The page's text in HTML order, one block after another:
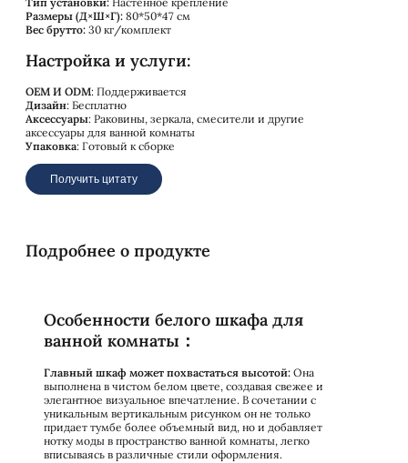
Размеры (Д×Ш×Г): 80*50*47 см
Вес брутто: 30 кг/комплект
Настройка и услуги:
OEM И ODM: Поддерживается
Дизайн: Бесплатно
Аксессуары: Раковины, зеркала, смесители и другие
аксессуары для ванной комнаты
Упаковка: Готовый к сборке
Получить цитату
Подробнее о продукте
Особенности белого шкафа для
ванной комнаты：
Главный шкаф может похвастаться высотой: Она
выполнена в чистом белом цвете, создавая свежее и
элегантное визуальное впечатление. В сочетании с
уникальным вертикальным рисунком он не только
придает тумбе более объемный вид, но и добавляет
нотку моды в пространство ванной комнаты, легко
вписываясь в различные стили оформления.